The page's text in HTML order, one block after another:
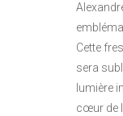
Cette
sera
lumière
cœur de